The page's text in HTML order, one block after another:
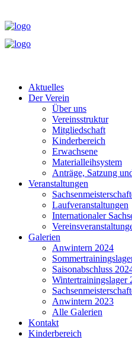
Aktuelles
Der Verein
Über uns
Vereinsstruktur
Mitgliedschaft
Kinderbereich
Erwachsene
Materialleihsystem
Anträge, Satzung
Veranstaltungen
Laufveranstaltungen
Internationaler
Galerien
Anwintern 2024
Saisonabschluss
Wintertrainingslager
Anwintern 2023
Alle Galerien
Kontakt
Kinderbereich